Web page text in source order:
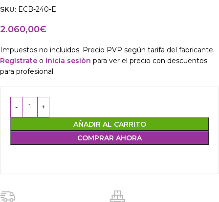
SKU: ECB-240-E
2.060,00€
Impuestos no incluidos. Precio PVP según tarifa del fabricante.
Regístrate o inicia sesión para ver el precio con descuentos
para profesional.
AÑADIR AL CARRITO
COMPRAR AHORA